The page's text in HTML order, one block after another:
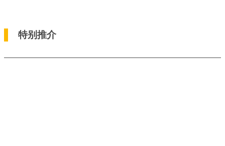
特别推介